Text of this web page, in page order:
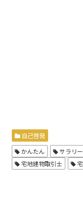
自己啓発
かんたん
サラリ
宅地建物取引士